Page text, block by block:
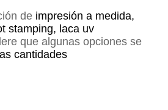
de impresión a medida,
stamping, laca uv
que algunas opciones se
cantidades